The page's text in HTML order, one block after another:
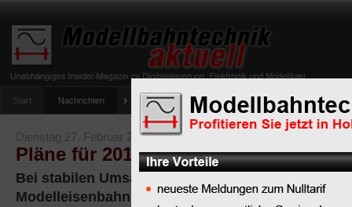
Start Nachrichten Tipps Newsletter Archiv Magazin
umfrage-viessmann-multiprotokoll-lichtdecoder
Dienstag 27. Februar 2018
Pläne für 2018 - Märklin nimmt Fahrt
Bei stabilen Umsätzen investiert Göppinger
Modelleisenbahnhersteller weiter in Marke und